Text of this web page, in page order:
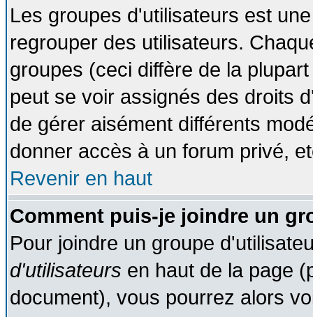
Les groupes d'utilisateurs est
regrouper des utilisateurs.
groupes (ceci diffère de la
peut se voir assignés des droits
de gérer aisément différents
donner accès à un forum privé,
Revenir en haut
Comment puis-je joindre un
Pour joindre un groupe
d'utilisateurs en haut de la page
document), vous pourrez alors